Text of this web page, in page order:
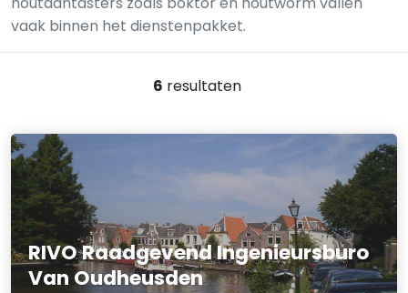
vaak binnen het dienstenpakket.
6 resultaten
RIVO Raadgevend Ingenieursburo
Van Oudheusden